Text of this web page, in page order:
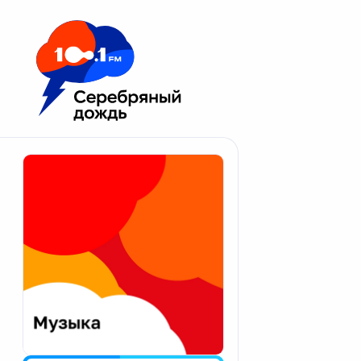
Москва 100.1 FM
Апатиты
Екатеринбург
Калининград
Калуга